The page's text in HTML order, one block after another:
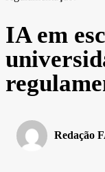
IA em
Redação